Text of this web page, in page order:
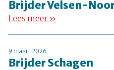
Brijder Velsen-
Lees meer »
9 maart 2026
Brijder Schagen